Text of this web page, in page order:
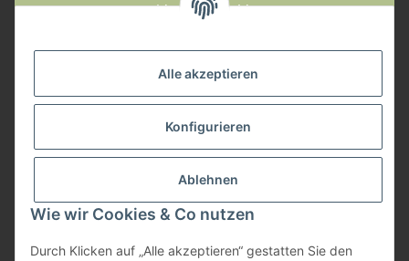
Alle akzeptieren
Konfigurieren
Ablehnen
Wie wir Cookies & Co nutzen
Durch Klicken auf „Alle akzeptieren“ gestatten Sie den
Widerruf anmelden
Herstellerinformationen